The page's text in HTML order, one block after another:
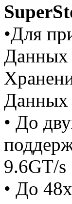
•Для
Данных
Данных
• До
9.6GT/s
• До